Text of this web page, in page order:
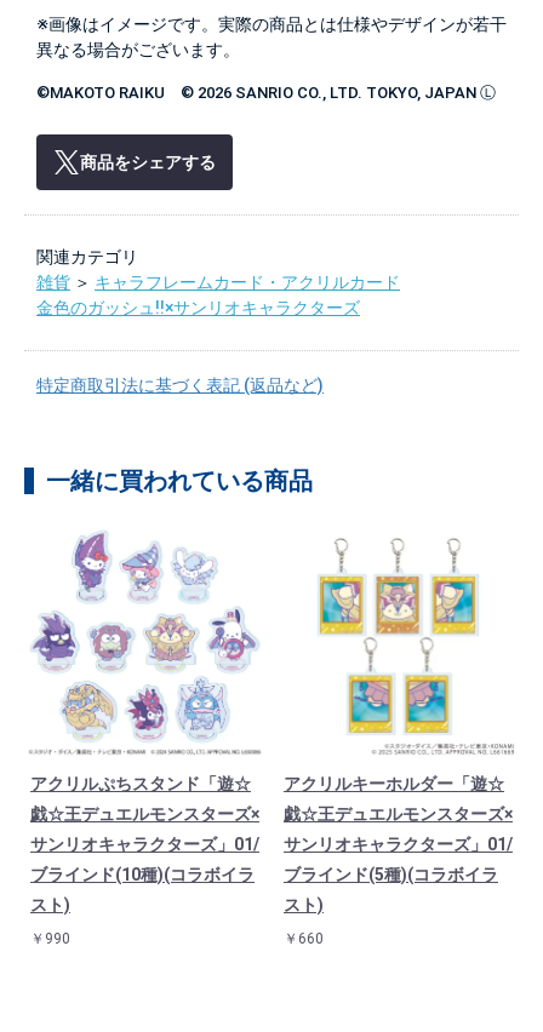
※画像はイメージです。実際の商品とは仕様やデザインが若干
異なる場合がございます。
©MAKOTO RAIKU © 2026 SANRIO CO., LTD. TOKYO, JAPAN Ⓛ
商品をシェアする
関連カテゴリ
雑貨 ＞ キャラフレームカード・アクリルカード
金色のガッシュ!!×サンリオキャラクターズ
特定商取引法に基づく表記 (返品など)
一緒に買われている商品
アクリルぷちスタンド「遊☆
戯☆王デュエルモンスターズ×
サンリオキャラクターズ」01/
ブラインド(10種)(コラボイラ
スト)
￥990
アクリルキーホルダー「遊☆
戯☆王デュエルモンスターズ×
サンリオキャラクターズ」01/
ブラインド(5種)(コラボイラ
スト)
￥660